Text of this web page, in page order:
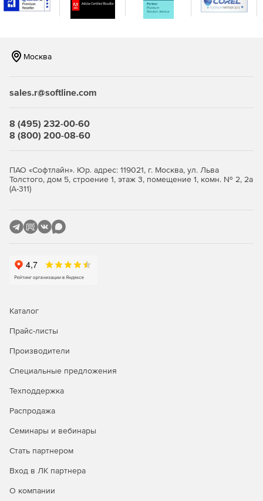
удовольствие;
любые стили линий, штриховок, текстов,
автоподбор допусков и отклонений, быстрый доступ к
встроенный текстовый редактор с проверкой.
Москва
sales.r@softline.com
8 (495) 232-00-60
8 (800) 200-08-60
ПАО «Софтлайн». Юр. адрес: 119021, г. Москва, ул. Льва
Толстого, дом 5, строение 1, этаж 3, помещение 1, комн. № 2, 2а
(А-311)
Каталог
Прайс-листы
Производители
Специальные предложения
Техподдержка
Распродажа
Семинары и вебинары
Стать партнером
Вход в ЛК партнера
О компании